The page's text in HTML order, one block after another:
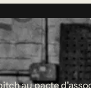
au pacte